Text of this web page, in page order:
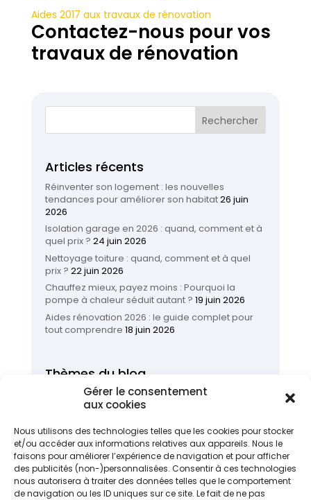
Gérer le consentement
aux cookies
Nous utilisons des technologies telles que les cookies pour stocker
et/ou accéder aux informations relatives aux appareils. Nous le
faisons pour améliorer l’expérience de navigation et pour afficher
des publicités (non-)personnalisées. Consentir à ces technologies
nous autorisera à traiter des données telles que le comportement
de navigation ou les ID uniques sur ce site. Le fait de ne pas
Aides 2017 aux travaux de rénovation
Contactez-nous pour vos
travaux de rénovation
Articles récents
Réinventer son logement : les nouvelles
tendances pour améliorer son habitat26 juin
2026
Isolation garage en 2026 : quand, comment et à
quel prix ? 24 juin 2026
Nettoyage toiture : quand, comment et à quel
prix ? 22 juin 2026
Chauffez mieux, payez moins : Pourquoi la
pompe à chaleur séduit autant ? 19 juin 2026
Aides rénovation 2026 : le guide complet pour
tout comprendre 18 juin 2026
Thèmes du blog
Actualités(14)
Amélioration de l'habitat
Infos et astuces(56)
Non classé(1)
Rénovation énergétique(138)
Traitement de l'eau(17)